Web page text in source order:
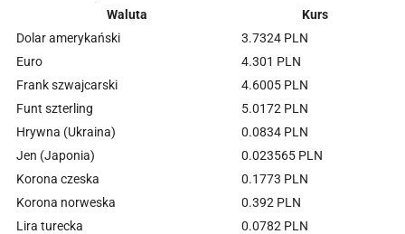
Waluta
Kurs
Dolar amerykański
3.7324 PLN
Euro
4.301 PLN
Frank szwajcarski
4.6005 PLN
Funt szterling
5.0172 PLN
Hrywna (Ukraina)
0.0834 PLN
Jen (Japonia)
0.023565 PLN
Korona czeska
0.1773 PLN
Korona norweska
0.392 PLN
Lira turecka
0.0782 PLN